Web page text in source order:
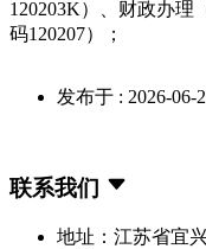
120203K）、财政办理
码120207）；
发布于 : 2026-06-
联系我们
地址：江苏省宜